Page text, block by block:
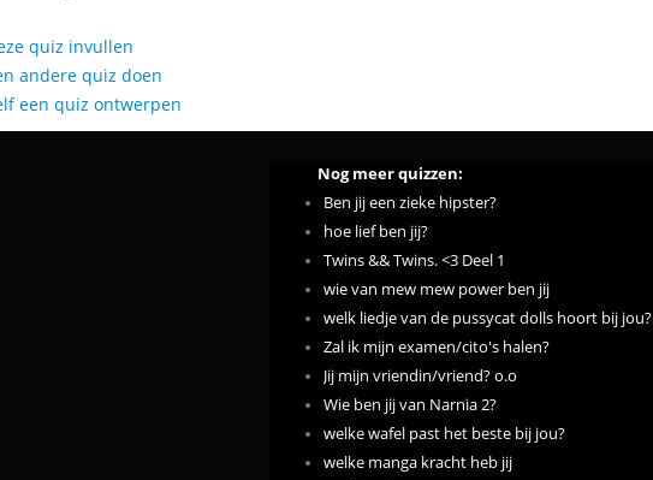
quiz invullen
andere quiz doen
een quiz ontwerpen
Nog meer quizzen:
Ben jij een zieke hipster?
hoe lief ben jij?
Twins && Twins. <3 Deel 1
wie van mew mew power ben jij
welk liedje van de pussycat dolls hoort bij jou?
Zal ik mijn examen/cito's halen?
Jij mijn vriendin/vriend? o.o
Wie ben jij van Narnia 2?
welke wafel past het beste bij jou?
welke manga kracht heb jij